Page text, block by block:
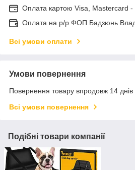
Оплата картою Visa, Mastercard -
Оплата на р/р ФОП Бадзюнь
Всі умови оплати
Умови повернення
Повернення товару впродовж 14 днів
Всі умови повернення
Подібні товари компанії